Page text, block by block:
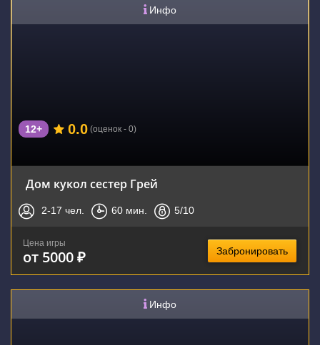
Инфо
12+ 0.0 (оценок - 0)
Дом кукол сестер Грей
2-17 чел. 60 мин. 5/10
Цена игры
от 5000 ₽ Забронировать
Инфо